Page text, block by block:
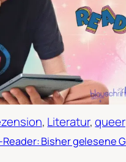
, Literatur, queer
Bisher gelesene